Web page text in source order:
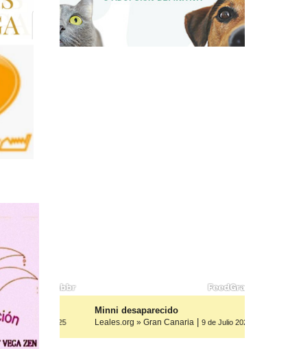
Julio 2025
Minni desaparecido
Leales.org » Gran Canaria | 9 de Julio 2025